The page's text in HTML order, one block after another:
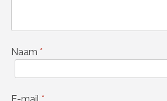
Naam *